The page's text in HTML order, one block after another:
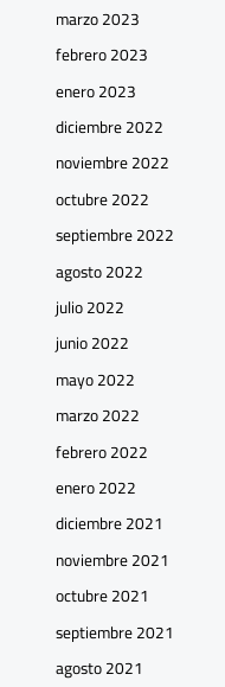
marzo 2023
febrero 2023
enero 2023
diciembre 2022
noviembre 2022
octubre 2022
septiembre 2022
agosto 2022
julio 2022
junio 2022
mayo 2022
marzo 2022
febrero 2022
enero 2022
diciembre 2021
noviembre 2021
octubre 2021
septiembre 2021
agosto 2021